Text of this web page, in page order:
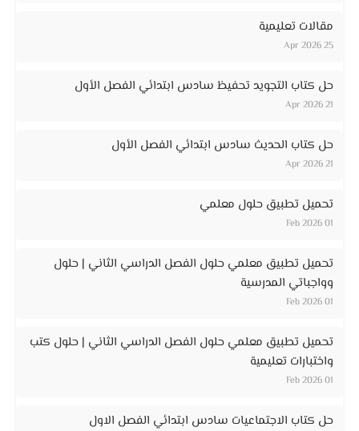
مقالات تعليمية
25 Apr 2026
حل كتاب التجويد تحفيظ سادس ابتدائي الفصل الأول
21 Apr 2026
حل كتاب الحديث سادس ابتدائي الفصل الأول
21 Apr 2026
تحميل تطبيق حلول معلمي
01 Feb 2026
تحميل تطبيق معلمي حلول الفصل الدراسي الثاني | حلول
وواجباتي المدرسية
01 Feb 2026
تحميل تطبيق معلمي حلول الفصل الدراسي الثاني | حلول كتب
واختبارات تعليمية
01 Feb 2026
حل كتاب الاجتماعيات سادس ابتدائي الفصل الاول